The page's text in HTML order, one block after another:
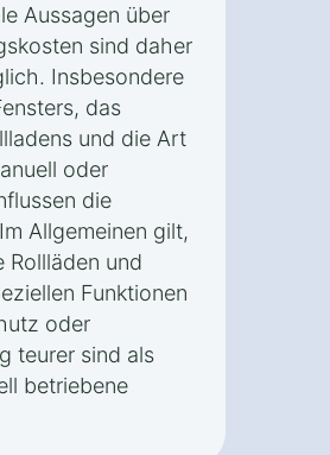
Aussagen über
sind daher
Insbesondere
das
und die Art
oder
die
Allgemeinen gilt,
Rollläden und
Funktionen
oder
teurer sind als
betriebene